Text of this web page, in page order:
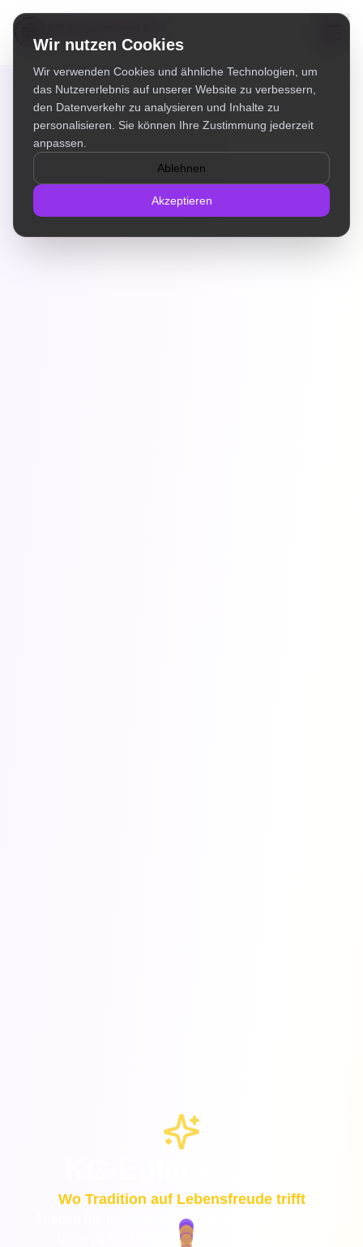
Wir nutzen Cookies
Wir verwenden Cookies und ähnliche Technologien, um
das Nutzererlebnis auf unserer Website zu verbessern,
den Datenverkehr zu analysieren und Inhalte zu
personalisieren. Sie können Ihre Zustimmung jederzeit
anpassen.
Ablehnen
Akzeptieren
von 1976 e.V.
Wo Tradition auf Lebensfreude trifft
Erleben Sie unvergessliche Karnevalsmomente mit
unseren Tanzgruppen und Veranstaltungen